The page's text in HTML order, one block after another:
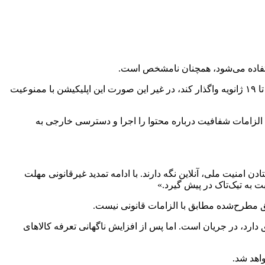
کنگره آمریکا سال گذشته قانونی را تصویب کرد که شرکت چینی بایت‌دنس(مالک تیک تاک) را ملزم می‌کرد تا این اپ اشتراک گذاری ویدئو را تا ۱۹ ژانویه واگذار کند، در غیر این صورت این اپلیکیشن با ممنوعیت
شفافیت درباره محتوا را اجرا و دسترسی خارجی به
ملی، آنلاین نگه دارند. با ادامه تمدید غیرقانونی مهلت
به تیک‌تاک در پیش گیرد.»
مطرح‌شده مطابق با الزامات قانونی نیست.
در جریان است. اما پس از افزایش ناگهانی تعرفه کالاهای
شد.